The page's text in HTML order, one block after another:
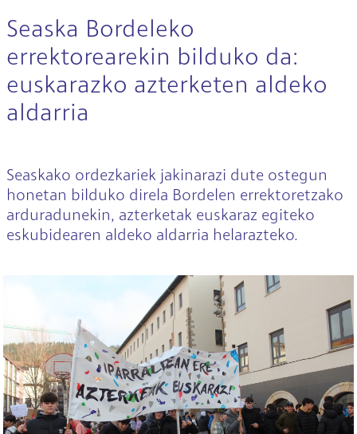
Seaska Bordeleko
errektorearekin bilduko da:
euskarazko azterketen aldeko
aldarria
Seaskako ordezkariek jakinarazi dute ostegun
honetan bilduko direla Bordelen errektoretzako
arduradunekin, azterketak euskaraz egiteko
eskubidearen aldeko aldarria helarazteko.